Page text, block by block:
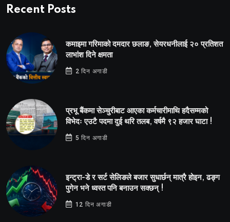
Recent Posts
कमाइमा गरिमाको दमदार छलाङ, सेयरधनीलाई २० प्रतिशत
लाभांश दिने क्षमता
2 दिन अगाडी
प्रभू बैंकमा सेञ्चुरीबाट आएका कर्मचारीमाथि हदैसम्मको
विभेदः एउटै पदमा दुई थरि तलब, वर्षमै ९२ हजार घाटा !
5 दिन अगाडी
इन्ट्रा-डे र सर्ट सेलिङले बजार सुधार्छन् मात्रै होइन, ढङ्ग
पुगेन भने ध्वस्त पनि बनाउन सक्छन् !
12 दिन अगाडी